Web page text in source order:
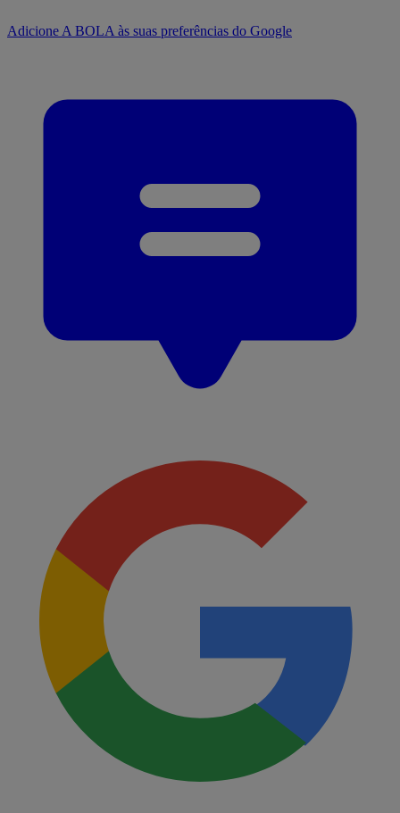
Adicione A BOLA às suas preferências do Google